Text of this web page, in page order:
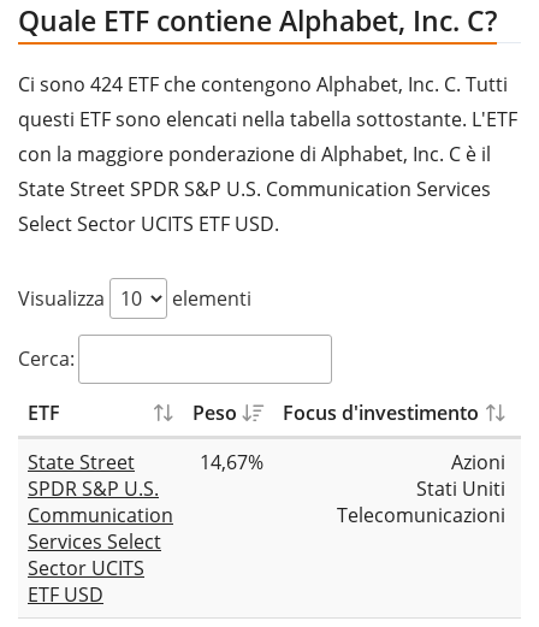
Quale ETF contiene Alphabet, Inc. C?
Ci sono 424 ETF che contengono Alphabet, Inc. C. Tutti
questi ETF sono elencati nella tabella sottostante. L'ETF
con la maggiore ponderazione di Alphabet, Inc. C è il
State Street SPDR S&P U.S. Communication Services
Select Sector UCITS ETF USD.
Visualizza elementi
Cerca:
ETF Peso Focus d'investimento
State Street
SPDR S&P U.S.
Communication
Services Select
Sector UCITS
ETF USD
14,67%
Azioni
Stati Uniti
Telecomunicazioni